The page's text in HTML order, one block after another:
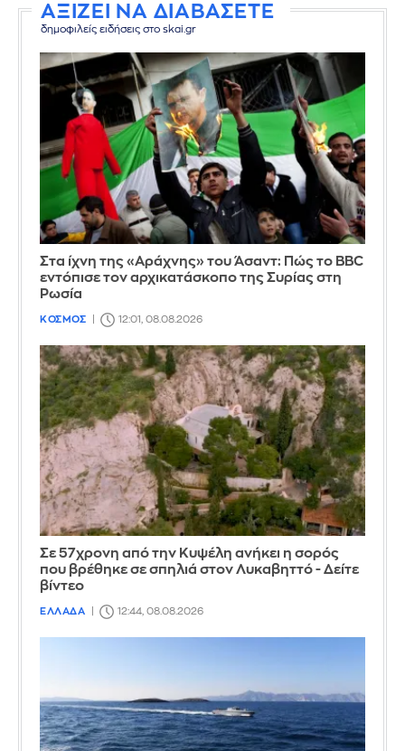
ΑΞΙΖΕΙ ΝΑ ΔΙΑΒΑΣΕΤΕ
δημοφιλείς ειδήσεις στο skai.gr
Στα ίχνη της «Αράχνης» του Άσαντ: Πώς το BBC
εντόπισε τον αρχικατάσκοπο της Συρίας στη
Ρωσία
ΚΟΣΜΟΣ 12:01, 08.08.2026
Σε 57χρονη από την Κυψέλη ανήκει η σορός
που βρέθηκε σε σπηλιά στον Λυκαβηττό - Δείτε
βίντεο
ΕΛΛΑΔΑ 12:44, 08.08.2026